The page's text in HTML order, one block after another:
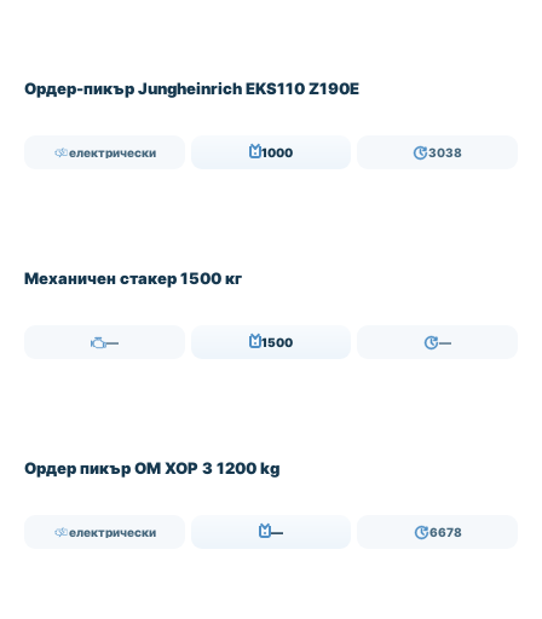
Ордер-пикър Jungheinrich EKS110 Z190E
електрически 1000 3038
Механичен стакер 1500 кг
— 1500 —
Oрдер пикър OM XOP 3 1200 kg
електрически — 6678